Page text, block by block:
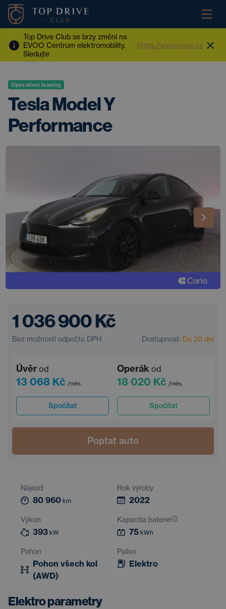
Top Drive Club se brzy změní na
EVOO Centrum elektromobility.
Sledujte
https://www.evoo.cz
Operativní leasing
Tesla Model Y
Performance
1 036 900 Kč
Bez možnosti odpočtu DPH Dostupnost: Do 20 dní
Úvěr od
13 068 Kč /měs.
Spočítat
Operák od
18 020 Kč /měs.
Spočítat
Poptat auto
Nájezd
80 960 km
Rok výroby
2022
Výkon
393 kW
Kapacita baterie
75 kWh
Pohon
Pohon všech kol
(AWD)
Palivo
Elektro
Elektro parametry